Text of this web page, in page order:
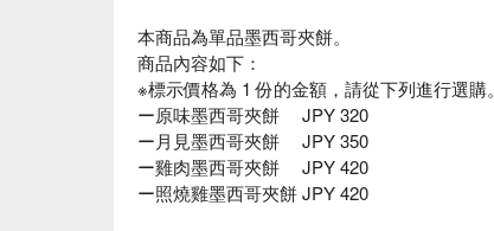
本商品為單品墨西哥夾餅。
商品內容如下：
※標示價格為 1 份的金額，請從下列進行選購。
ー原味墨西哥夾餅 JPY 320
ー月見墨西哥夾餅 JPY 350
ー雞肉墨西哥夾餅 JPY 420
ー照燒雞墨西哥夾餅 JPY 420